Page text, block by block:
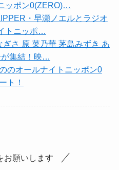
ッポン0(ZERO)…
・早瀬ノエルとラジオ
トニッポ…
さ 原 菜乃華 茅島みずき あ
が集結！映…
のオールナイトニッポン0
ト！
お願いします